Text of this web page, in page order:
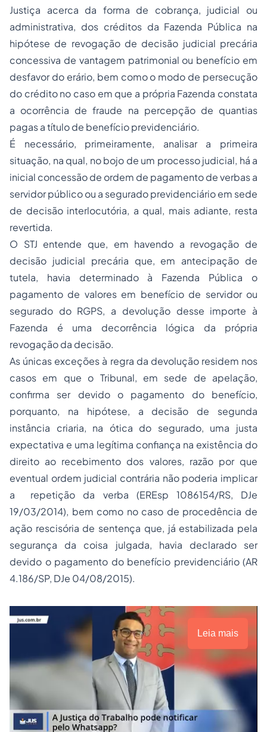
Justiça acerca da forma de cobrança, judicial ou
administrativa, dos créditos da Fazenda Pública na
hipótese de revogação de decisão judicial precária
concessiva de vantagem patrimonial ou benefício em
desfavor do erário, bem como o modo de persecução
do crédito no caso em que a própria Fazenda constata
a ocorrência de fraude na percepção de quantias
pagas a título de benefício previdenciário.
É necessário, primeiramente, analisar a primeira
situação, na qual, no bojo de um processo judicial, há a
inicial concessão de ordem de pagamento de verbas a
servidor público ou a segurado previdenciário em sede
de decisão interlocutória, a qual, mais adiante, resta
revertida.
O STJ entende que, em havendo a revogação de
decisão judicial precária que, em antecipação de
tutela, havia determinado à Fazenda Pública o
pagamento de valores em benefício de servidor ou
segurado do RGPS, a devolução desse importe à
Fazenda é uma decorrência lógica da própria
revogação da decisão.
As únicas exceções à regra da devolução residem nos
casos em que o Tribunal, em sede de apelação,
confirma ser devido o pagamento do benefício,
porquanto, na hipótese, a decisão de segunda
instância criaria, na ótica do segurado, uma justa
expectativa e uma legítima confiança na existência do
direito ao recebimento dos valores, razão por que
eventual ordem judicial contrária não poderia implicar
a repetição da verba (EREsp 1086154/RS, DJe
19/03/2014), bem como no caso de procedência de
ação rescisória de sentença que, já estabilizada pela
segurança da coisa julgada, havia declarado ser
devido o pagamento do benefício previdenciário (AR
4.186/SP, DJe 04/08/2015).
Leia mais